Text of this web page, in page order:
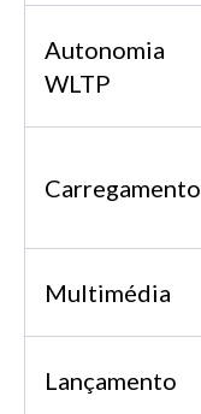
Autonomia
WLTP
Carregamento
Multimédia
Lançamento